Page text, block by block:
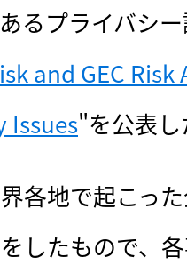
るプライバシ
and GEC
Issues"を公表
各地で起こっ
したもので、